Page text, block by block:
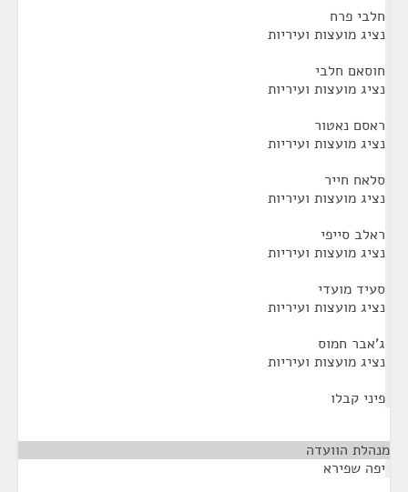
חלבי פרח
נציג מועצות ועיריות
חוסאם חלבי
נציג מועצות ועיריות
ראסם נאטור
נציג מועצות ועיריות
סלאח חייר
נציג מועצות ועיריות
ראלב סייפי
נציג מועצות ועיריות
סעיד מועדי
נציג מועצות ועיריות
ג'אבר חמוס
נציג מועצות ועיריות
פיני קבלו
מנהלת הוועדה
יפה שפירא